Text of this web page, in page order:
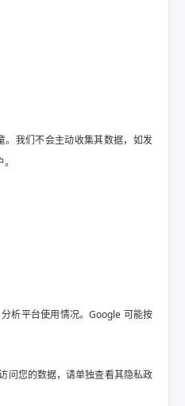
。我们不会主动收集其数据，如发
析平台使用情况。Google 可能按
问您的数据，请单独查看其隐私政